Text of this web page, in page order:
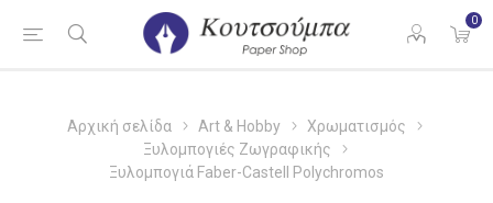
0
Αρχική σελίδα Art & Hobby
Χρωματισμός
Ξυλομπογιές Ζωγραφικής
Ξυλομπογιά Faber-Castell Polychromos